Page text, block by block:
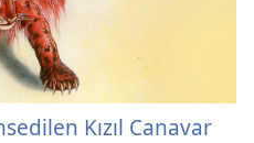
Kızıl Canavar